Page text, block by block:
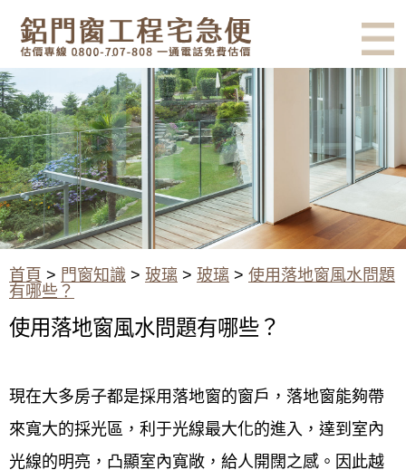
有鋁門窗的結露、隔熱、隔音問
題？找我們就對了！估價專線
0800-707-808
使用落地窗風水問題有哪些？
首頁 > 門窗知識 > 玻璃 > 玻璃 > 使用落地窗風水問題
有哪些？
使用落地窗風水問題有哪些？
現在大多房子都是採用落地窗的窗戶，落地窗能夠帶
來寬大的採光區，利于光線最大化的進入，達到室內
光線的明亮，凸顯室內寬敞，給人開闊之感。因此越